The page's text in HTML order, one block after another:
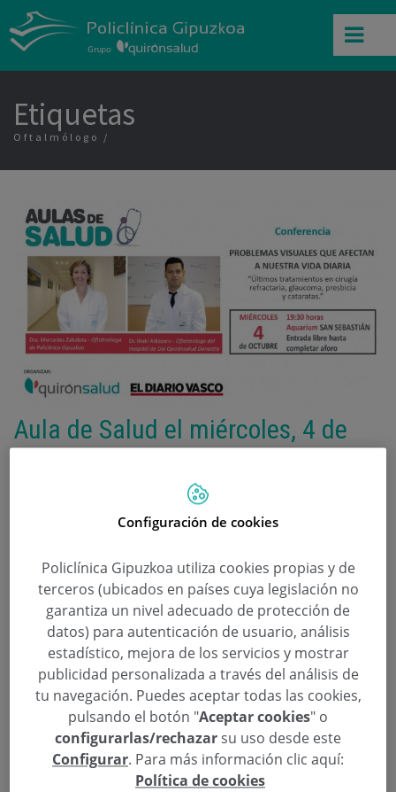
Etiquetas
Oftalmólogo
Aula de Salud el miércoles, 4 de
octubre, sobre «Problemas visuales
que afectan a nuestra vida diaria»
Aula de Salud
Aula de Salud,Dra. Mercedes Zabaleta, Iñaki Aldasoro Cáceres ,
Oftalmología Oftalmólogo
El próximo miércoles, 4 de octubre, a partir de
las 19:30 horas en el Salón de Actos del Aquarium
de San Sebastián, Aula de Salud bajo el título
“Problemas visuales que afectan a nuestra vida
diaria. Últimos tratamientos en cirugía
refractaria, glaucoma, presbicia y cataratas”, con
los oftalmólogos, Mercedes Zabaleta e Iñaki
Configuración de cookies
Policlínica Gipuzkoa utiliza cookies propias y de
terceros (ubicados en países cuya legislación no
garantiza un nivel adecuado de protección de
datos) para autenticación de usuario, análisis
estadístico, mejora de los servicios y mostrar
publicidad personalizada a través del análisis de
tu navegación. Puedes aceptar todas las cookies,
pulsando el botón "Aceptar cookies" o
configurarlas/rechazarsu uso desde este
Configurar. Para más información clic aquí:
Política de cookies